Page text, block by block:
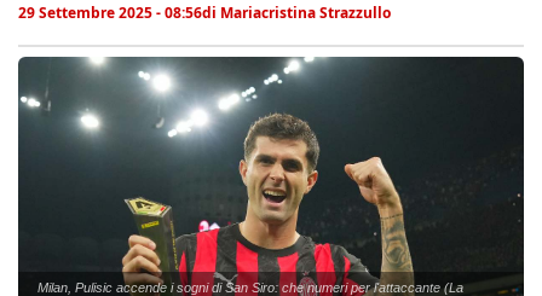
29 Settembre 2025 - 08:56di Mariacristina Strazzullo
Milan, Pulisic accende i sogni di San Siro: che numeri per l'attaccante (La